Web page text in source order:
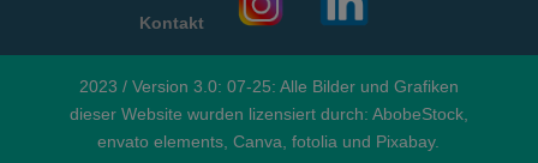
Kontakt
2023 / Version 3.0: 07-25: Alle Bilder und Grafiken
dieser Website wurden lizensiert durch: AbobeStock,
envato elements, Canva, fotolia und Pixabay.